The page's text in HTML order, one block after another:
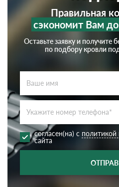
Правильная
сэкономит Вам
Оставьте заявку и получите
по подбору кровли
согласен(на) с политикой
сайта